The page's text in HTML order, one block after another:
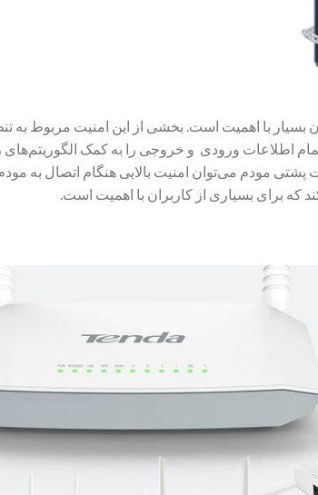
بسیار با اهمیت است. بخشی از این امنیت مربوط به